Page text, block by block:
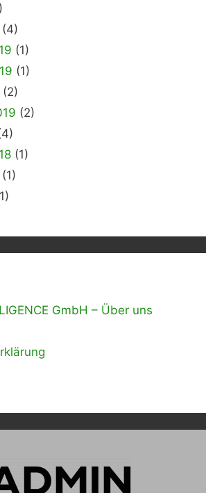
(4)
(1)
(1)
(2)
(2)
(1)
(1)
GmbH – Über uns